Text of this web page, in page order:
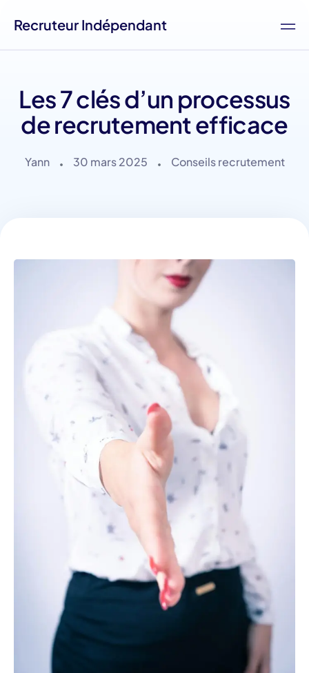
Recruteur Indépendant
Les 7 clés d’un processus
de recrutement efficace
Yann 30 mars 2025 Conseils recrutement